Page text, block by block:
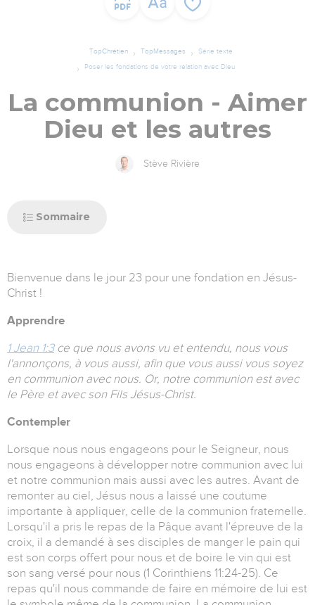
TopChrétien TopMessages
Série texte
Poser les fondations de votre relation avec Dieu
La communion - Aimer
Dieu et les autres
Stève Rivière
Sommaire
Bienvenue dans le jour 23 pour une fondation en Jésus-
Christ !
Apprendre
1 Jean 1:3ce que nous avons vu et entendu, nous vous
l'annonçons, à vous aussi, afin que vous aussi vous soyez
en communion avec nous. Or, notre communion est avec
le Père et avec son Fils Jésus-Christ.
Contempler
Lorsque nous nous engageons pour le Seigneur, nous
nous engageons à développer notre communion avec lui
et notre communion mais aussi avec les autres. Avant de
remonter au ciel, Jésus nous a laissé une coutume
importante à appliquer, celle de la communion fraternelle.
Lorsqu'il a pris le repas de la Pâque avant l'épreuve de la
croix, il a demandé à ses disciples de manger le pain qui
est son corps offert pour nous et de boire le vin qui est
son sang versé pour nous (1 Corinthiens 11:24-25). Ce
repas qu'il nous commande de faire en mémoire de lui est